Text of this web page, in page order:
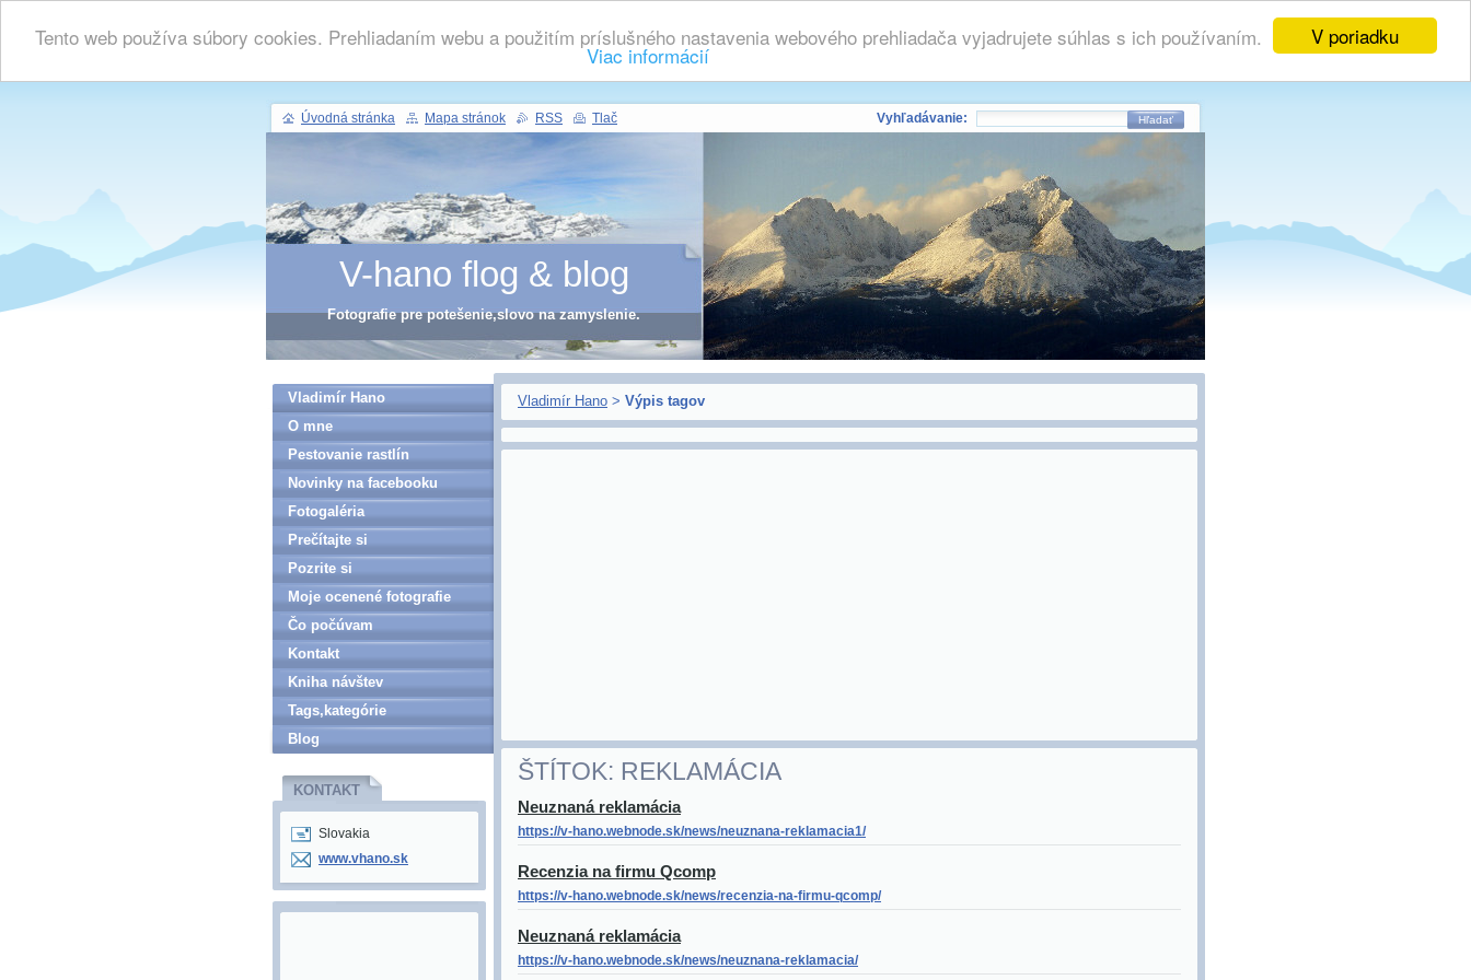
V poriadku
Tento web používa súbory cookies. Prehliadaním webu a použitím príslušného nastavenia webového prehliadača vyjadrujete súhlas s ich používaním.
Viac informácií
V-hano flog & blog
Fotografie pre potešenie,slovo na zamyslenie.
Vladimír Hano > Výpis tagov
ŠTÍTOK: REKLAMÁCIA
Neuznaná reklamácia
https://v-hano.webnode.sk/news/neuznana-reklamacia1/
Recenzia na firmu Qcomp
https://v-hano.webnode.sk/news/recenzia-na-firmu-qcomp/
Neuznaná reklamácia
https://v-hano.webnode.sk/news/neuznana-reklamacia/
Vladimír Hano
O mne
Pestovanie rastlín
Novinky na facebooku
Fotogaléria
Prečítajte si
Pozrite si
Moje ocenené fotografie
Čo počúvam
Kontakt
Kniha návštev
Tags,kategórie
Blog
KONTAKT
Slovakia
www.vhano.sk
Úvodná stránka Mapa stránok RSS Tlač Vyhľadávanie: Hľadať